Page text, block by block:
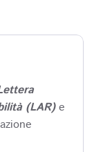
(LAR)e